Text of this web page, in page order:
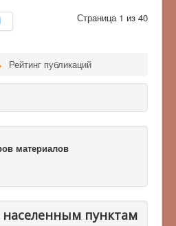
Страница 1 из 40
Рейтинг публикаций
материалов
пунктам